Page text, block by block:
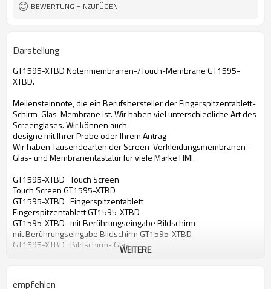
BEWERTUNG HINZUFÜGEN
Darstellung
GT1595-XTBD Notenmembranen-/Touch-Membrane GT1595-
XTBD.
Meilensteinnote, die ein Berufshersteller der Fingerspitzentablett-
Schirm-Glas-Membrane ist. Wir haben viel unterschiedliche Art des
Screenglases. Wir können auch
designe mit Ihrer Probe oder Ihrem Antrag
Wir haben Tausendearten der Screen-Verkleidungsmembranen-
Glas- und Membranentastatur für viele Marke HMI.
GT1595-XTBD Touch Screen
Touch Screen GT1595-XTBD
GT1595-XTBD Fingerspitzentablett
Fingerspitzentablett GT1595-XTBD
GT1595-XTBD mit Berührungseingabe Bildschirm
mit Berührungseingabe Bildschirm GT1595-XTBD
GT1595-XTBD Bildschirm- Glas
Bildschirm- Glas GT1595-XTBDWEITERE
empfehlen